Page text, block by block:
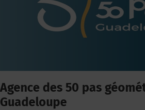
Agence des 50 pas
Guadeloupe